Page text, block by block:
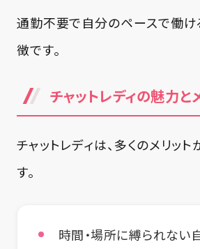
通勤不要で自分のペースで働
徴です。
チャットレディの魅力と
チャットレディは、多くのメリッ
す。
時間・場所に縛られない